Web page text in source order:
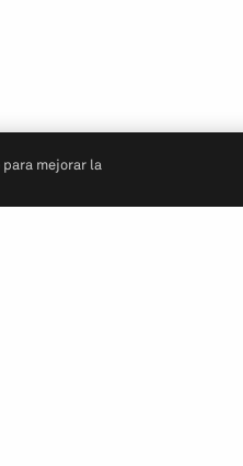
mejorar la